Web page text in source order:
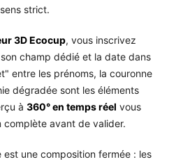
strict.
3D Ecocup, vous inscrivez
champ dédié et la date dans
entre les prénoms, la couronne
dégradée sont les éléments
à 360° en temps réel vous
complète avant de valider.
est une composition fermée : les